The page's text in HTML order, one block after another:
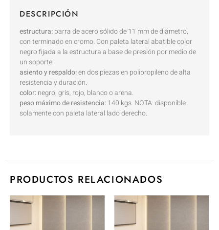
DESCRIPCIÓN
estructura:barra de acero sólido de 11 mm de diámetro,
con terminado en cromo. Con paleta lateral abatible color
negro fijada a la estructura a base de presión por medio de
un soporte.
asiento y respaldo:en dos piezas en polipropileno de alta
resistencia y duración.
color:negro, gris, rojo, blanco o arena.
peso máximo de resistencia:140 kgs. NOTA: disponible
solamente con paleta lateral lado derecho.
PRODUCTOS RELACIONADOS